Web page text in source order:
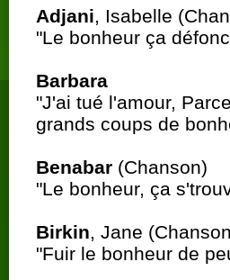
Adjani, Isabelle
"Le bonheur ça
Barbara
"J'ai tué l'amour,
grands coups de
Benabar (Chanson)
"Le bonheur, ça
Birkin, Jane
"Fuir le bonheur de